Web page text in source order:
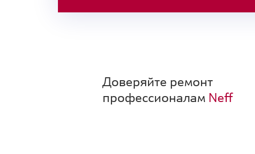
Доверяйте ремонт
профессионалам Neff